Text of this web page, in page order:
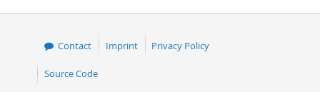
Contact Imprint Privacy Policy
Source Code